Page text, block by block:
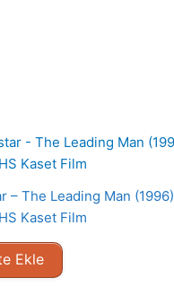
– The Leading Man (1996)
Kaset Film
Ekle